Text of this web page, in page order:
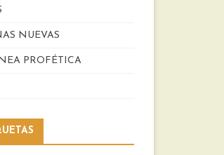
NUEVAS
PROFÉTICA